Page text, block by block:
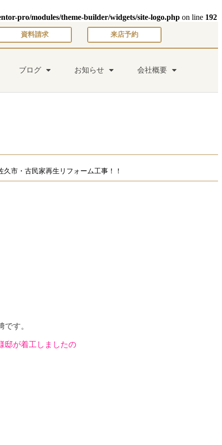
pro/modules/theme-builder/widgets/site-logo.php on line 192
資料請求 来店予約
ブログ お知らせ 会社概要
久市・古民家再生リフォーム工事！！
す。
邸が着工しましたの